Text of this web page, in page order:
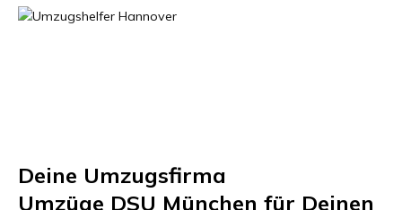
Deine Umzugsfirma
Umzüge DSU München für Deinen